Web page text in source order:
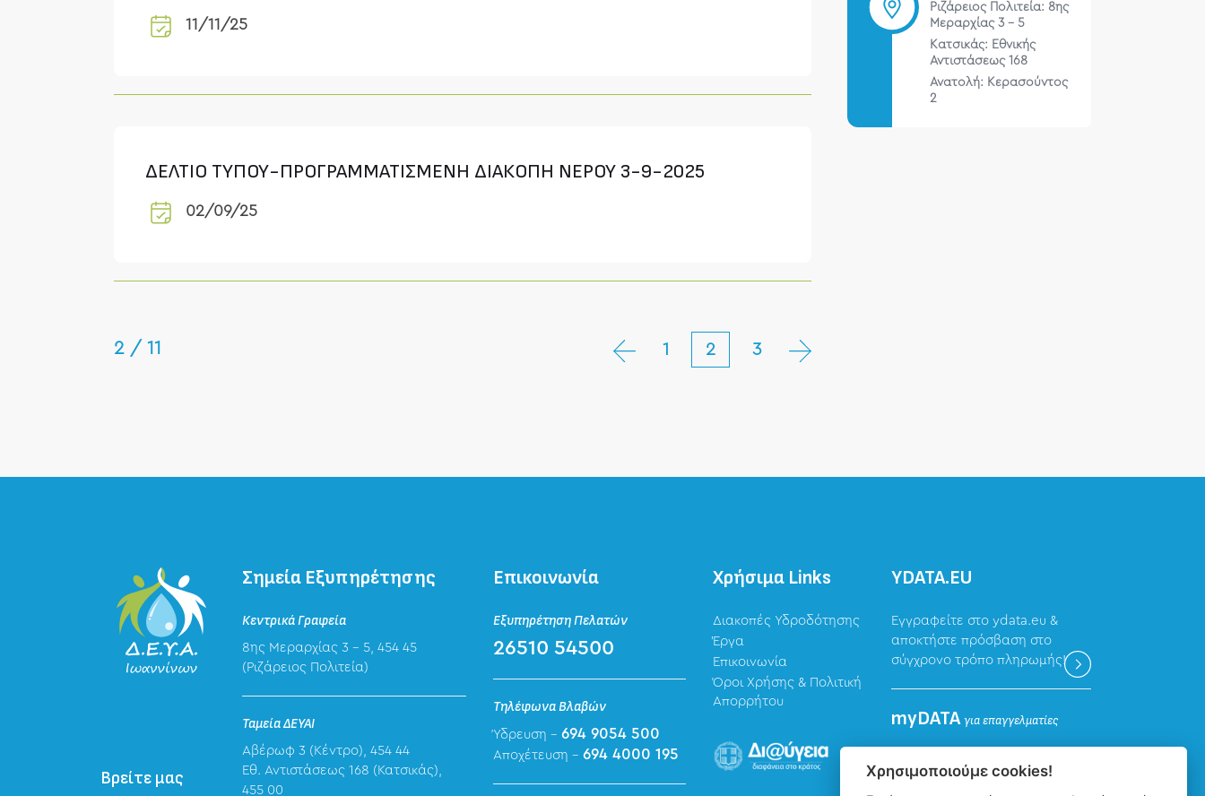
11/11/25
ΔΕΛΤΙΟ ΤΥΠΟΥ-ΠΡΟΓΡΑΜΜΑΤΙΣΜΕΝΗ ΔΙΑΚΟΠΗ ΝΕΡΟΥ 3-9-2025
02/09/25
2 / 11 1 2 3
Ριζάρειος Πολιτεία: 8ης
Μεραρχίας 3 – 5
Κατσικάς: Εθνικής
Αντιστάσεως 168
Ανατολή: Κερασούντος
2
Βρείτε μας
Σημεία Εξυπηρέτησης
Κεντρικά Γραφεία
8ης Μεραρχίας 3 – 5, 454 45
(Ριζάρειος Πολιτεία)
Ταμεία ΔΕΥΑΙ
Αβέρωφ 3 (Κέντρο), 454 44
Eθ. Αντιστάσεως 168 (Κατσικάς),
455 00
Επικοινωνία
Εξυπηρέτηση Πελατών
26510 54500
Τηλέφωνα Βλαβών
Ύδρευση -694 9054 500
Αποχέτευση -694 4000 195
Χρήσιμα Links
Διακοπές Υδροδότησης
Έργα
Επικοινωνία
Όροι Χρήσης & Πολιτική
Απορρήτου
ΥDATA.EU
Εγγραφείτε στο ydata.eu &
αποκτήστε πρόσβαση στο
σύγχρονο τρόπο πληρωμής!
myDATAγια επαγγελματίες
Καταχώρηση δεδομένων
επαγγελματιών για την
Χρησιμοποιούμε cookies!